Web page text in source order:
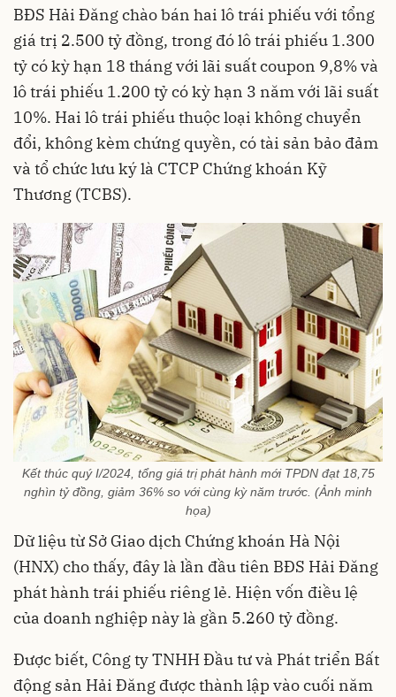
BĐS Hải Đăng chào bán hai lô trái phiếu với tổng
giá trị 2.500 tỷ đồng, trong đó lô trái phiếu 1.300
tỷ có kỳ hạn 18 tháng với lãi suất coupon 9,8% và
lô trái phiếu 1.200 tỷ có kỳ hạn 3 năm với lãi suất
10%. Hai lô trái phiếu thuộc loại không chuyển
đổi, không kèm chứng quyền, có tài sản bảo đảm
và tổ chức lưu ký là CTCP Chứng khoán Kỹ
Thương (TCBS).
Kết thúc quý I/2024, tổng giá trị phát hành mới TPDN đạt 18,75
nghìn tỷ đồng, giảm 36% so với cùng kỳ năm trước. (Ảnh minh
họa)
Dữ liệu từ Sở Giao dịch Chứng khoán Hà Nội
(HNX) cho thấy, đây là lần đầu tiên BĐS Hải Đăng
phát hành trái phiếu riêng lẻ. Hiện vốn điều lệ
của doanh nghiệp này là gần 5.260 tỷ đồng.
Được biết, Công ty TNHH Đầu tư và Phát triển Bất
động sản Hải Đăng được thành lập vào cuối năm